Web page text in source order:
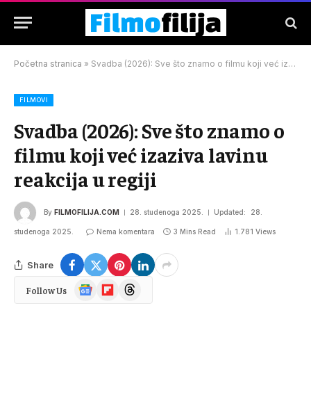
Početna stranica » Svadba (2026): Sve što znamo o filmu koji već izaziva lavinu reakcija u regiji
FILMOVI
Svadba (2026): Sve što znamo o
filmu koji već izaziva lavinu
reakcija u regiji
By FILMOFILIJA.COM 28. studenoga 2025. Updated: 28.
studenoga 2025. Nema komentara 3 Mins Read 1.781 Views
Share
Follow Us
Google
News
FlipboardThreads